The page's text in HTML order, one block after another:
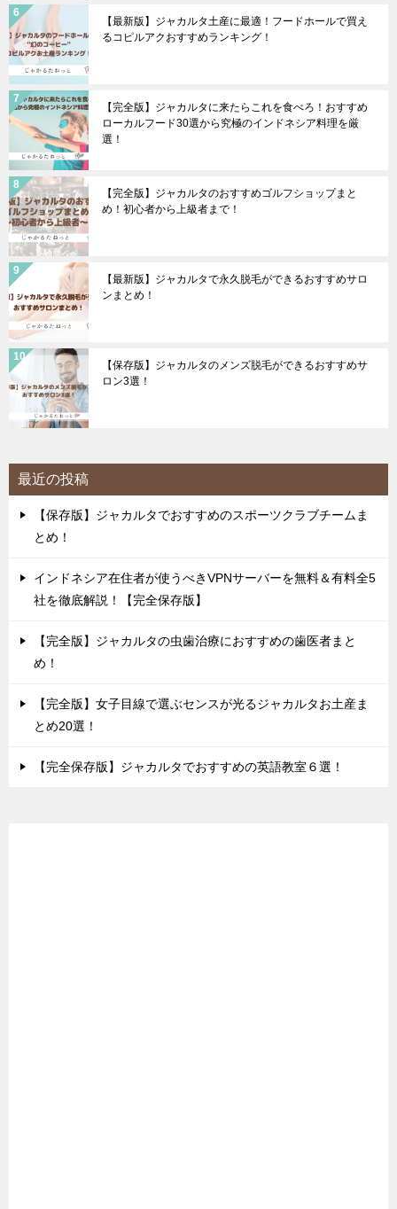
【最新版】ジャカルタ土産に最適！フードホールで買え
るコピルアクおすすめランキング！
【完全版】ジャカルタに来たらこれを食べろ！おすすめ
ローカルフード30選から究極のインドネシア料理を厳
選！
【完全版】ジャカルタのおすすめゴルフショップまと
め！初心者から上級者まで！
【最新版】ジャカルタで永久脱毛ができるおすすめサロ
ンまとめ！
【保存版】ジャカルタのメンズ脱毛ができるおすすめサ
ロン3選！
最近の投稿
【保存版】ジャカルタでおすすめのスポーツクラブチームま
とめ！
インドネシア在住者が使うべきVPNサーバーを無料＆有料全5
社を徹底解説！【完全保存版】
【完全版】ジャカルタの虫歯治療におすすめの歯医者まと
め！
【完全版】女子目線で選ぶセンスが光るジャカルタお土産ま
とめ20選！
【完全保存版】ジャカルタでおすすめの英語教室６選！